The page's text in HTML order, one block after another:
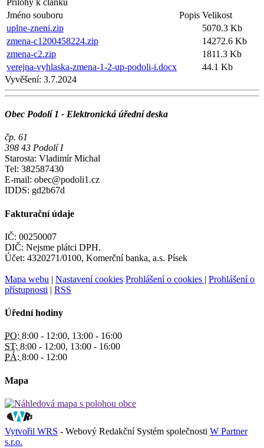
Jméno souboru
Popis Velikost
uplne-zneni.zip
5070.3 Kb
zmena-c1200458224.zip
14272.6 Kb
zmena-c2.zip
1811.3 Kb
verejna-vyhlaska-zmena-1-2-up-podoli-i.docx
44.1 Kb
Vyvěšení: 3.7.2024
Obec Podolí 1 - Elektronická úřední deska
čp. 61
398 43 Podolí I
Starosta: Vladimír Michal
Tel: 382587430
E-mail: obec@podoli1.cz
IDDS: gd2b67d
Fakturační údaje
IČ: 00250007
DIČ: Nejsme plátci DPH.
Účet: 4320271/0100, Komerční banka, a.s. Písek
Mapa webu | Nastavení cookies Prohlášení o cookies | Prohlášení o
přístupnosti | RSS
Úřední hodiny
PO: 8:00 - 12:00, 13:00 - 16:00
ST: 8:00 - 12:00, 13:00 - 16:00
PÁ: 8:00 - 12:00
Mapa
Vytvořil WRS - Webový Redakční Systém společnosti W Partner
s.r.o.